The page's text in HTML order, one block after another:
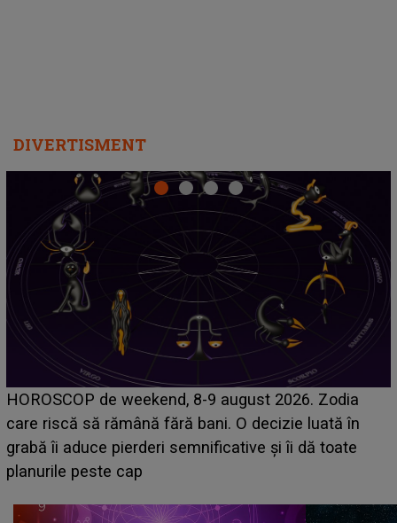
DIVERTISMENT
Emanuel a ținut ACEST DETALIU ASCUNS până
acum! În fața Alexandrei, concurentul din Casa Iubirii
face o MĂRTURISIRE NEAȘTEPTATĂ despre mama
sa: "I-am spus și ei în față, eu nu te iubesc pentru